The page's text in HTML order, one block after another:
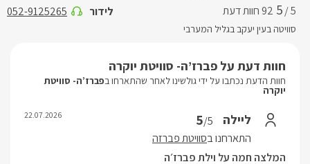
5 /
5
סוויטה בעין יעקב בגליל המערבי
לידור 052-9125265
חוות דעת על פברז’ה- סוויטת יוקרה
חוות הדעת נכתבו על ידי גולשינו לאחר שהתארחו בפברז’ה- סוויטת
יוקרה
ליילה 5/5
התארחנו בסוויטת פברזה
22.07.2026
המלצה חמה על וילת פברז׳ה